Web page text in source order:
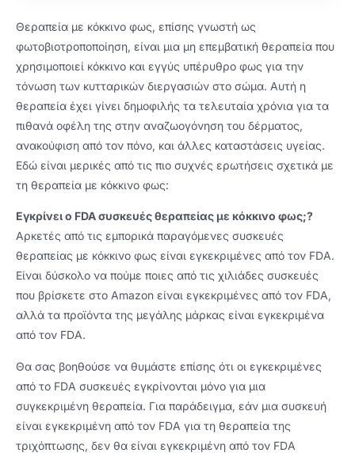
Θεραπεία με κόκκινο φως, επίσης γνωστή ως
φωτοβιοτροποποίηση, είναι μια μη επεμβατική θεραπεία που
χρησιμοποιεί κόκκινο και εγγύς υπέρυθρο φως για την
τόνωση των κυτταρικών διεργασιών στο σώμα. Αυτή η
θεραπεία έχει γίνει δημοφιλής τα τελευταία χρόνια για τα
πιθανά οφέλη της στην αναζωογόνηση του δέρματος,
ανακούφιση από τον πόνο, και άλλες καταστάσεις υγείας.
Εδώ είναι μερικές από τις πιο συχνές ερωτήσεις σχετικά με
τη θεραπεία με κόκκινο φως:
Εγκρίνει ο FDA συσκευές θεραπείας με κόκκινο φως;?
Αρκετές από τις εμπορικά παραγόμενες συσκευές
θεραπείας με κόκκινο φως είναι εγκεκριμένες από τον FDA.
Είναι δύσκολο να πούμε ποιες από τις χιλιάδες συσκευές
που βρίσκετε στο Amazon είναι εγκεκριμένες από τον FDA,
αλλά τα προϊόντα της μεγάλης μάρκας είναι εγκεκριμένα
από τον FDA.
Θα σας βοηθούσε να θυμάστε επίσης ότι οι εγκεκριμένες
από το FDA συσκευές εγκρίνονται μόνο για μια
συγκεκριμένη θεραπεία. Για παράδειγμα, εάν μια συσκευή
είναι εγκεκριμένη από τον FDA για τη θεραπεία της
τριχόπτωσης, δεν θα είναι εγκεκριμένη από τον FDA